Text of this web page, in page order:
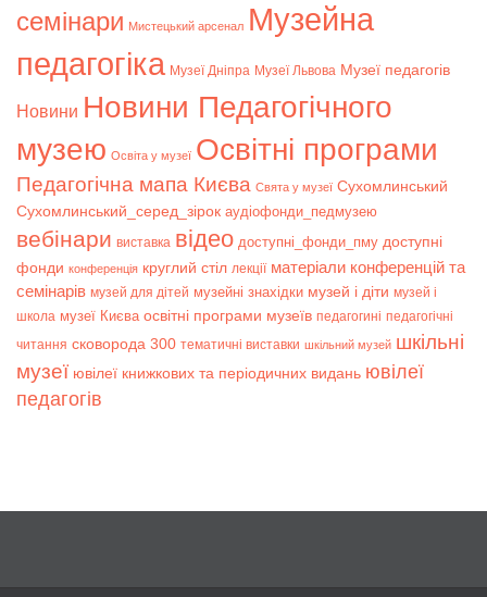
семінари Мистецький арсенал Музейна
педагогіка Музеї Дніпра Музеї Львова Музеї педагогів
Новини Новини Педагогічного
музею Освіта у музеї Освітні програми
Педагогічна мапа Києва Свята у музеї Сухомлинський
Сухомлинський_серед_зірок аудіофонди_педмузею
вебінари виставка відео доступні_фонди_пму доступні
фонди конференція круглий стіл лекції матеріали конференцій та
семінарів музей для дітей музейні знахідки музей і діти музей і
школа музеї Києва освітні програми музеїв педагогині педагогічні
читання сковорода 300 тематичні виставки шкільний музей шкільні
музеї ювілеї книжкових та періодичних видань ювілеї
педагогів